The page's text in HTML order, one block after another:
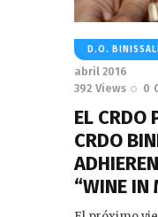
D.O.
abril 2016
392 Views 0
EL CRDO
CRDO
“WINE IN